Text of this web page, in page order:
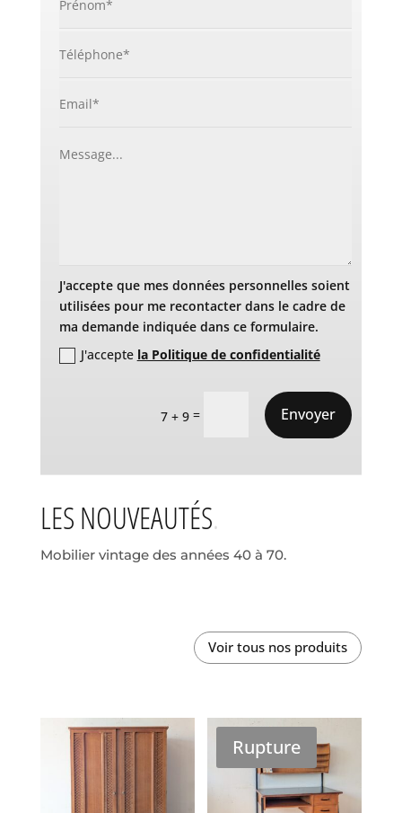
J'accepte que mes données personnelles soient
utilisées pour me recontacter dans le cadre de
ma demande indiquée dans ce formulaire.
J'accepte la Politique de confidentialité
7 + 9 = Envoyer
LES NOUVEAUTÉS
Mobilier vintage des années 40 à 70.
Voir tous nos produits
Rupture